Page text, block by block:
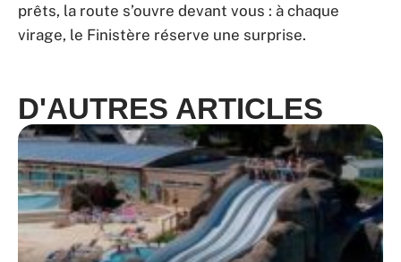
prêts, la route s’ouvre devant vous : à chaque
virage, le Finistère réserve une surprise.
D'AUTRES ARTICLES